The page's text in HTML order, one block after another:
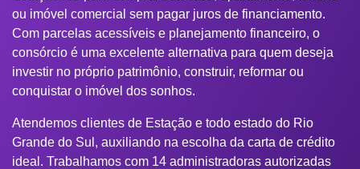
ou imóvel comercial sem pagar juros de financiamento.
Com parcelas acessíveis e planejamento financeiro, o
consórcio é uma excelente alternativa para quem deseja
investir no próprio patrimônio, construir, reformar ou
conquistar o imóvel dos sonhos.
Atendemos clientes de Estação e todo estado do Rio
Grande do Sul, auxiliando na escolha da carta de crédito
ideal. Trabalhamos com 14 administradoras autorizadas